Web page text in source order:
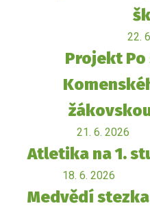
22.
Projekt Po
21. 6. 2026
Atletika na 1.
18. 6. 2026
Medvědí stezka